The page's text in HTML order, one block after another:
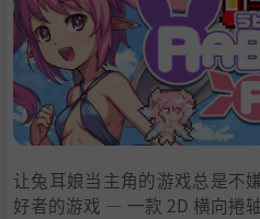
4.
5.
6.系统需求
7. 支持作者
8.学习版下载
让兔耳娘当主角的游戏总是不
好者的游戏 — 一款 2D 横向捲